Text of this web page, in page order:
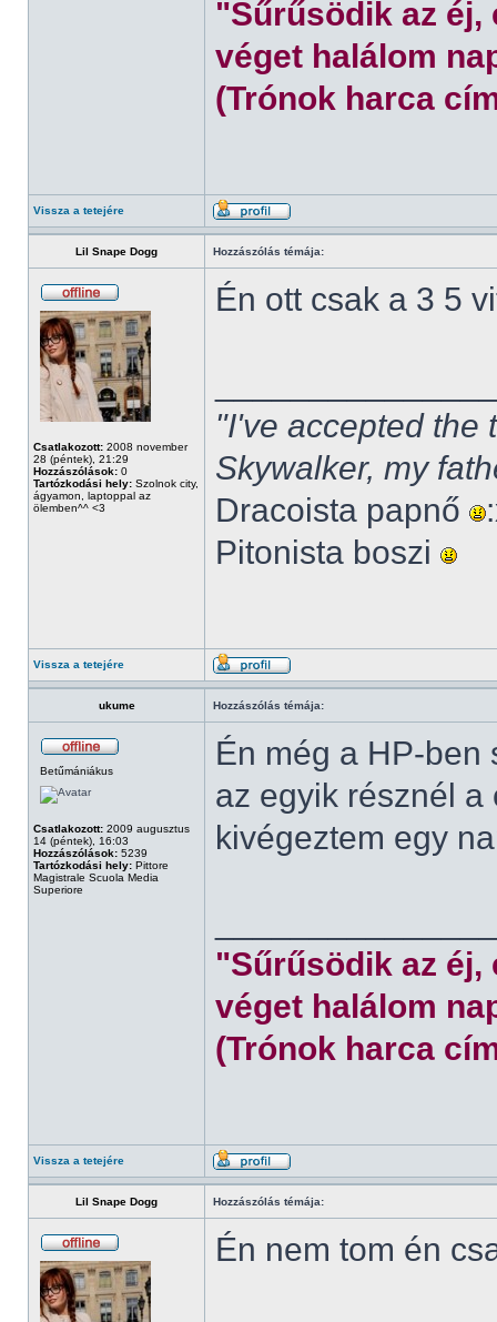
"Sűrűsödik az éj,
véget halálom
(Trónok harca
Vissza a tetejére
Lil Snape Dogg Hozzászólás témája:
Csatlakozott: 2008 november
28 (péntek), 21:29
Hozzászólások: 0
Tartózkodási hely: Szolnok city,
ágyamon, laptoppal az
ölemben^^ <3
Én ott csak a 3 5
"I've accepted the
Skywalker, my
Dracoista papnő
Pitonista boszi
Vissza a tetejére
ukume Hozzászólás témája:
Betűmániákus
Csatlakozott: 2009 augusztus
14 (péntek), 16:03
Hozzászólások: 5239
Tartózkodási hely: Pittore
Magistrale Scuola Media
Superiore
Én még a HP-ben
az egyik résznél
kivégeztem egy
"Sűrűsödik az éj,
véget halálom
(Trónok harca
Vissza a tetejére
Lil Snape Dogg Hozzászólás témája:
Én nem tom én